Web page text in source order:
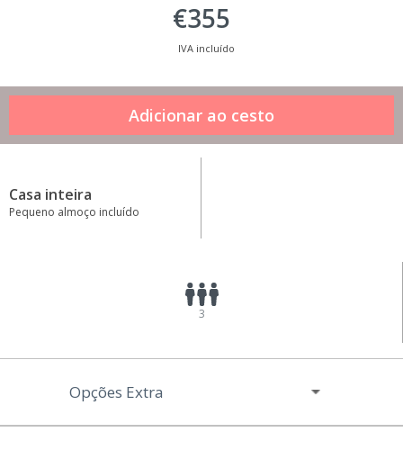
€355
IVA incluído
Casa inteira
Pequeno almoço incluído
3
Opções Extra